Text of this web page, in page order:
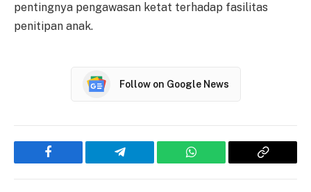
pentingnya pengawasan ketat terhadap fasilitas
penitipan anak.
Follow on Google News
Facebook Telegram WhatsApp
Copy